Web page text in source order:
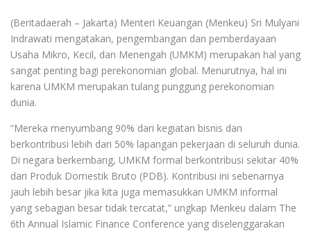
(Beritadaerah – Jakarta) Menteri Keuangan (Menkeu) Sri Mulyani
Indrawati mengatakan, pengembangan dan pemberdayaan
Usaha Mikro, Kecil, dan Menengah (UMKM) merupakan hal yang
sangat penting bagi perekonomian global. Menurutnya, hal ini
karena UMKM merupakan tulang punggung perekonomian
dunia.
“Mereka menyumbang 90% dari kegiatan bisnis dan
berkontribusi lebih dari 50% lapangan pekerjaan di seluruh dunia.
Di negara berkembang, UMKM formal berkontribusi sekitar 40%
dari Produk Domestik Bruto (PDB). Kontribusi ini sebenarnya
jauh lebih besar jika kita juga memasukkan UMKM informal
yang sebagian besar tidak tercatat,” ungkap Menkeu dalam The
6th Annual Islamic Finance Conference yang diselenggarakan